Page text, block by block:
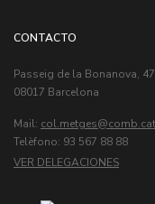
CONTACTO
Passeig de la Bonanova, 47
08017 Barcelona
Mail: col.metges
Telèfono: 93 567 88 88
VER DELEGACIONES